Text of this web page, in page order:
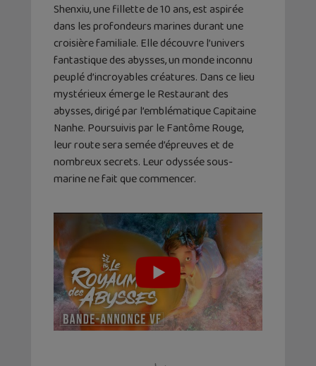
Shenxiu, une fillette de 10 ans, est aspirée
dans les profondeurs marines durant une
croisière familiale. Elle découvre l’univers
fantastique des abysses, un monde inconnu
peuplé d’incroyables créatures. Dans ce lieu
mystérieux émerge le Restaurant des
abysses, dirigé par l’emblématique Capitaine
Nanhe. Poursuivis par le Fantôme Rouge,
leur route sera semée d’épreuves et de
nombreux secrets. Leur odyssée sous-
marine ne fait que commencer.